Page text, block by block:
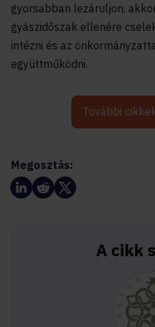
gyorsabban lezáruljon,
gyászidőszak ellenére
intézni és az
együttműködni.
További
Megosztás:
A cikk